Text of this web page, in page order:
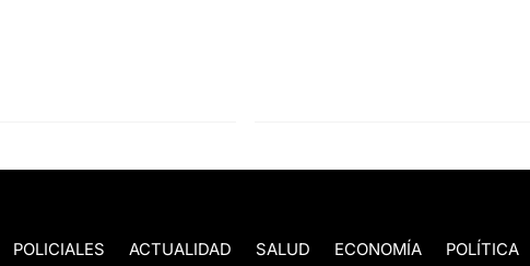
POLICIALES ACTUALIDAD SALUD ECONOMÍA POLÍTICA